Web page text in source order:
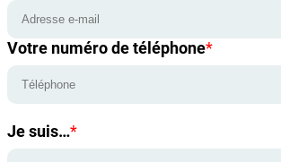
Votre numéro de téléphone*
Je suis…*